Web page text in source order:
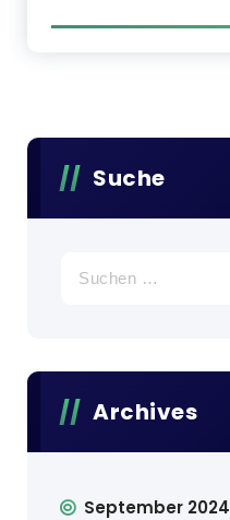
Suche
nach:
Archives
September 2024